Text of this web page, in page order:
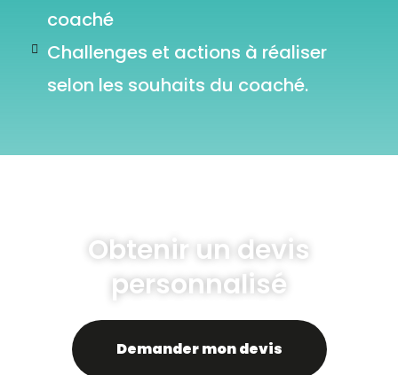
coaché
Challenges et actions à réaliser
selon les souhaits du coaché.
Obtenir un devis
personnalisé
Demander mon devis